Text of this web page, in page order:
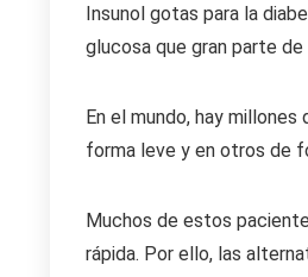
Insunol gotas para la
glucosa que gran parte
En el mundo, hay
forma leve y en otros de
Muchos de estos
rápida. Por ello, las